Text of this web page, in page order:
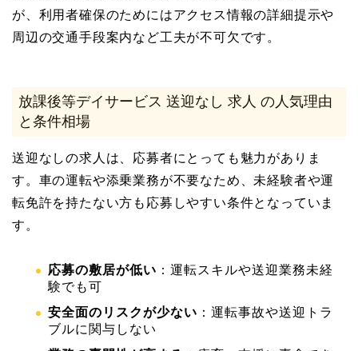
が、利用者確保のためにはアクセス情報の詳細提示や
周辺の交通手段案内など工夫が不可欠です。
放課後等デイサービス 送迎なし 求人 の人気理由
と条件相場
送迎なしの求人は、応募者にとっても魅力がありま
す。車の運転や添乗業務が不要なため、未経験者や運
転免許を持たない方も応募しやすい条件となっていま
す。
応募の敷居が低い ：運転スキルや送迎業務未経
験でも可
安全面のリスクが少ない ：運転事故や送迎トラ
ブルに関与しない